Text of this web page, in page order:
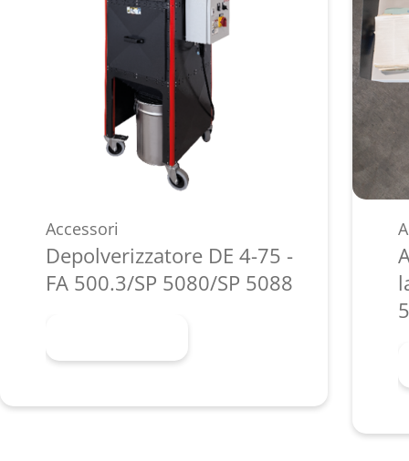
Accessori
Depolverizzatore DE 4-75 -
FA 500.3/SP 5080/SP 5088